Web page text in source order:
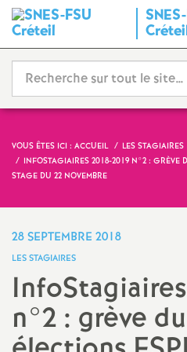
SNES-
VOUS ÊTES ICI : ACCUEIL
LES STAGIAIRES
INFOSTAGIAIRES 2018-2019 N°2 : GRÈVE
STAGE DU 22 NOVEMBRE
28 SEPTEMBRE 2018
LES STAGIAIRES
n°2 : grève